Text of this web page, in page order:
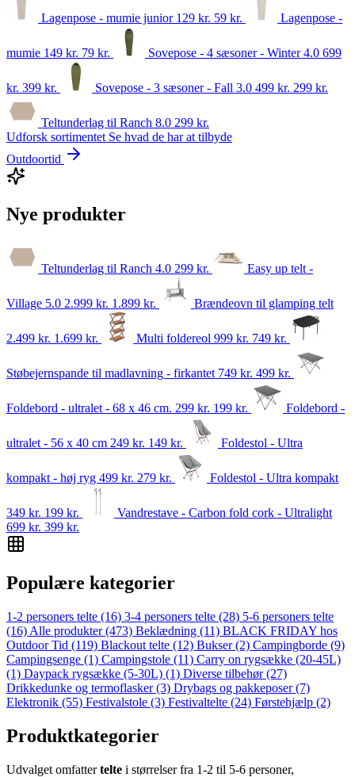
Lagenpose - mumie junior 129 kr. 59 kr. Lagenpose -
mumie 149 kr. 79 kr. Sovepose - 4 sæsoner - Winter 4.0 699
kr. 399 kr. Sovepose - 3 sæsoner - Fall 3.0 499 kr. 299 kr.
Teltunderlag til Ranch 8.0 299 kr.
Udforsk sortimentet Se hvad de har at tilbyde
Outdoortid
Nye produkter
Teltunderlag til Ranch 4.0 299 kr. Easy up telt -
Village 5.0 2.999 kr. 1.899 kr. Brændeovn til glamping telt
2.499 kr. 1.699 kr. Multi foldereol 999 kr. 749 kr.
Støbejernspande til madlavning - firkantet 749 kr. 499 kr.
Foldebord - ultralet - 68 x 46 cm. 299 kr. 199 kr. Foldebord -
ultralet - 56 x 40 cm 249 kr. 149 kr. Foldestol - Ultra
kompakt - høj ryg 499 kr. 279 kr. Foldestol - Ultra kompakt
349 kr. 199 kr.
Vandrestave - Carbon fold cork - Ultralight
699 kr. 399 kr.
Populære kategorier
1-2 personers telte (16) 3-4 personers telte (28) 5-6 personers telte
(16) Alle produkter(473) Beklædning (11) BLACK FRIDAY hos
Outdoor Tid (119) Blackout telte (12) Bukser(2) Campingborde (9)
Campingsenge (1) Campingstole (11) Carry on rygsække (20-45L)
(1) Daypack rygsække (5-30L) (1) Diverse tilbehør(27)
Drikkedunke og termoflasker(3) Drybags og pakkeposer(7)
Elektronik (55) Festivalstole (3) Festivaltelte (24) Førstehjælp (2)
Produktkategorier
Udvalget omfattertelte i størrelser fra 1‑2 til 5‑6 personer,